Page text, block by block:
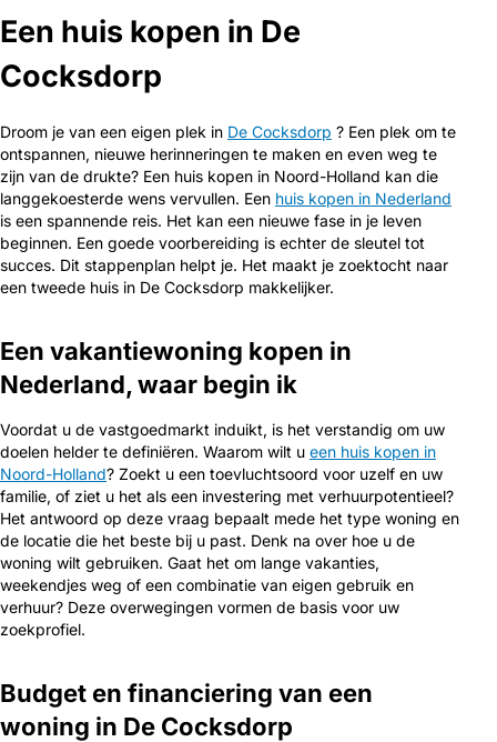
Een huis kopen in De
Cocksdorp
Droom je van een eigen plek in De Cocksdorp ? Een plek om te
ontspannen, nieuwe herinneringen te maken en even weg te
zijn van de drukte? Een huis kopen in Noord-Holland kan die
langgekoesterde wens vervullen. Een huis kopen in Nederland
is een spannende reis. Het kan een nieuwe fase in je leven
beginnen. Een goede voorbereiding is echter de sleutel tot
succes. Dit stappenplan helpt je. Het maakt je zoektocht naar
een tweede huis in De Cocksdorp makkelijker.
Een vakantiewoning kopen in
Nederland, waar begin ik
Voordat u de vastgoedmarkt induikt, is het verstandig om uw
doelen helder te definiëren. Waarom wilt u een huis kopen in
Noord-Holland? Zoekt u een toevluchtsoord voor uzelf en uw
familie, of ziet u het als een investering met verhuurpotentieel?
Het antwoord op deze vraag bepaalt mede het type woning en
de locatie die het beste bij u past. Denk na over hoe u de
woning wilt gebruiken. Gaat het om lange vakanties,
weekendjes weg of een combinatie van eigen gebruik en
verhuur? Deze overwegingen vormen de basis voor uw
zoekprofiel.
Budget en financiering van een
woning in De Cocksdorp